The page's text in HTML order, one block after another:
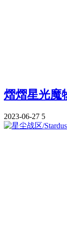
熠熠星光魔
2023-06-27 5